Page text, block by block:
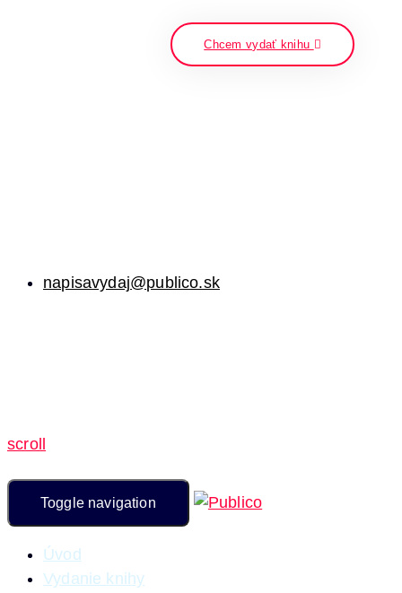
Chcem vydať knihu
napisavydaj@publico.sk
scroll
Toggle navigation
Úvod
Vydanie knihy